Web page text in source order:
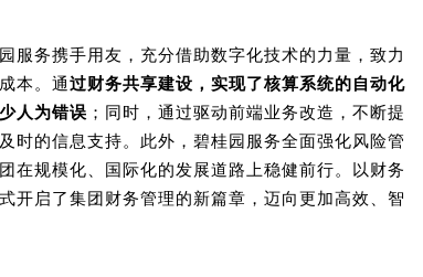
服务携手用友，充分借助数字化技术的力量，致力
本。通过财务共享建设，实现了核算系统的自动化
人为错误 ；同时，通过驱动前端业务改造，不断提
时的信息支持。此外，碧桂园服务全面强化风险管
在规模化、国际化的发展道路上稳健前行。以财务
开启了集团财务管理的新篇章，迈向更加高效、智